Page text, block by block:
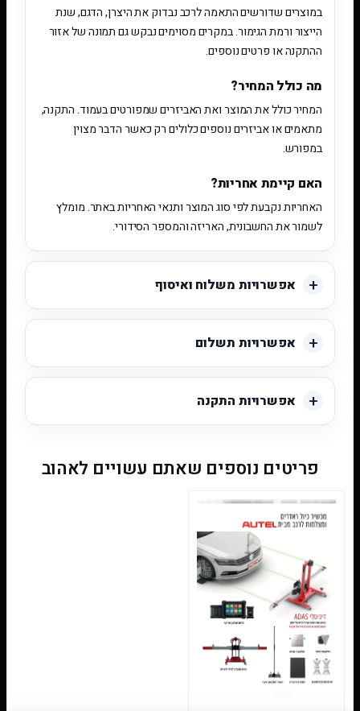
במוצרים שדורשים התאמה לרכב נבדוק את היצרן, הדגם, שנת
הייצור ורמת הגימור. במקרים מסוימים נבקש גם תמונה של אזור
ההתקנה או פרטים נוספים.
מה כולל המחיר?
המחיר כולל את המוצר ואת האביזרים שמפורטים בעמוד. התקנה,
מתאמים או אביזרים נוספים כלולים רק כאשר הדבר מצוין
במפורש.
האם קיימת אחריות?
האחריות נקבעת לפי סוג המוצר ותנאי האחריות באתר. מומלץ
לשמור את החשבונית, האריזה והמספר הסידורי.
אפשרויות משלוח ואיסוף
אפשרויות תשלום
אפשרויות התקנה
פריטים נוספים שאתם עשויים לאהוב